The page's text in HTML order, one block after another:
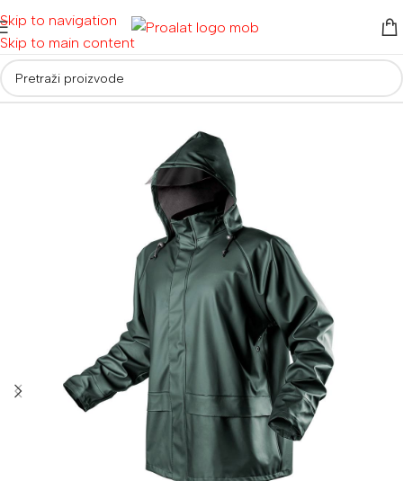
Skip to navigation
Skip to main content
Početna/ Radna odjeća i obuća